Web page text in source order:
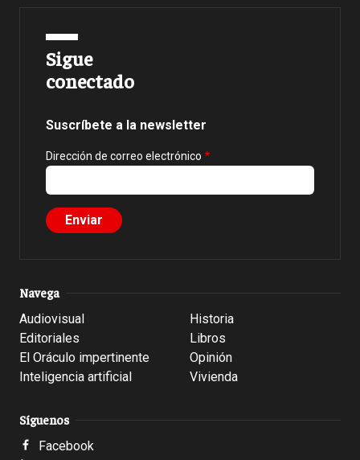
Sigue
conectado
Suscríbete a la newsletter
Dirección de correo electrónico
Navega
Audiovisual
Editoriales
El Oráculo impertinente
Inteligencia artificial
Historia
Libros
Opinión
Vivienda
Síguenos
Facebook